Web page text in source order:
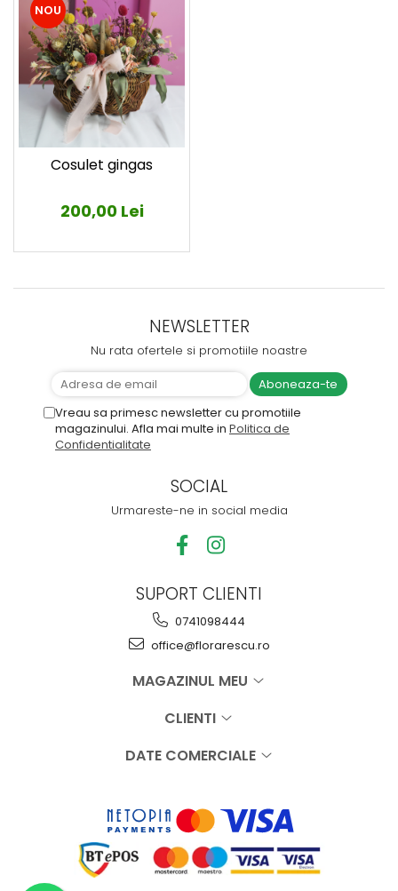
NOU
Cosulet gingas
200,00 Lei
NEWSLETTER
Nu rata ofertele si promotiile noastre
Vreau sa primesc newsletter cu promotiile
magazinului. Afla mai multe in Politica de
Confidentialitate
SOCIAL
Urmareste-ne in social media
SUPORT CLIENTI
0741098444
office@florarescu.ro
MAGAZINUL MEU
CLIENTI
DATE COMERCIALE